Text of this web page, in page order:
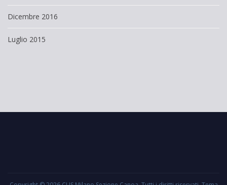
Dicembre 2016
Luglio 2015